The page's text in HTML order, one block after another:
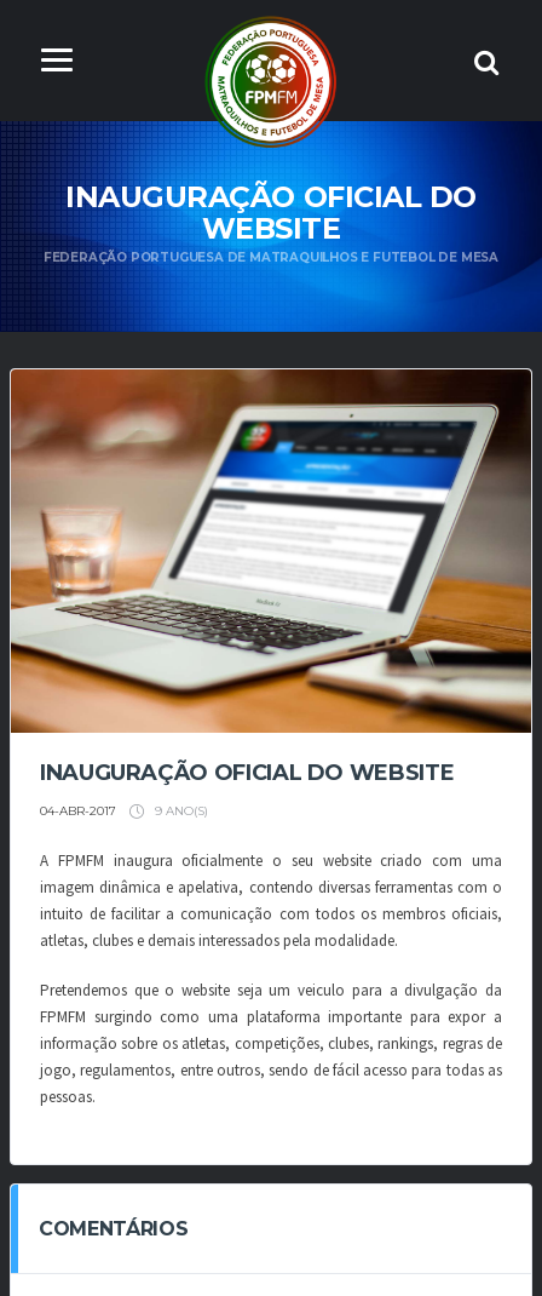
INAUGURAÇÃO OFICIAL DO
WEBSITE
FEDERAÇÃO PORTUGUESA DE MATRAQUILHOS E FUTEBOL DE MESA
INAUGURAÇÃO OFICIAL DO WEBSITE
04-ABR-2017 9 ANO(S)
A FPMFM inaugura oficialmente o seu website criado com uma
imagem dinâmica e apelativa, contendo diversas ferramentas com o
intuito de facilitar a comunicação com todos os membros oficiais,
atletas, clubes e demais interessados pela modalidade.
Pretendemos que o website seja um veiculo para a divulgação da
FPMFM surgindo como uma plataforma importante para expor a
informação sobre os atletas, competições, clubes, rankings, regras de
jogo, regulamentos, entre outros, sendo de fácil acesso para todas as
pessoas.
COMENTÁRIOS